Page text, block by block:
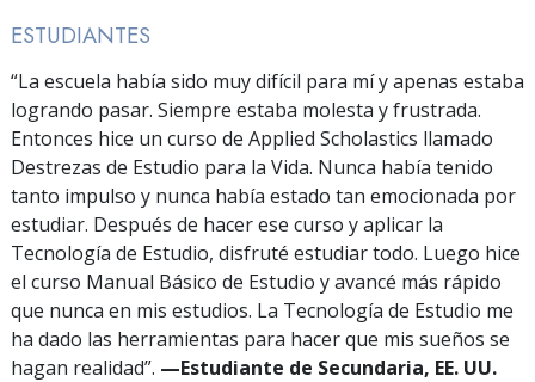
ESTUDIANTES
“La escuela había sido muy difícil para mí y apenas estaba
logrando pasar. Siempre estaba molesta y frustrada.
Entonces hice un curso de Applied Scholastics llamado
Destrezas de Estudio para la Vida. Nunca había tenido
tanto impulso y nunca había estado tan emocionada por
estudiar. Después de hacer ese curso y aplicar la
Tecnología de Estudio, disfruté estudiar todo. Luego hice
el curso Manual Básico de Estudio y avancé más rápido
que nunca en mis estudios. La Tecnología de Estudio me
ha dado las herramientas para hacer que mis sueños se
hagan realidad”. —Estudiante de Secundaria, EE. UU.